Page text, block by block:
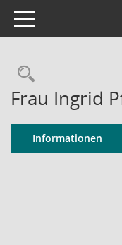
Toggle navigation
Frau Ingrid
Informationen